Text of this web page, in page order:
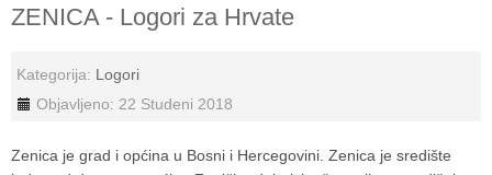
ZENICA - Logori za Hrvate
Kategorija: Logori
Objavljeno: 22 Studeni 2018
Zenica je grad i općina u Bosni i Hercegovini. Zenica je središte